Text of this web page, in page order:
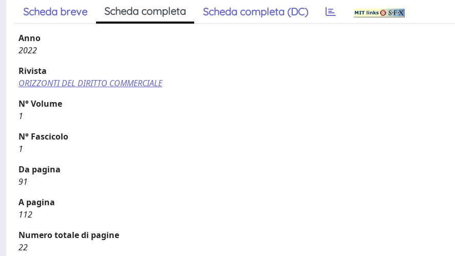
Scheda breve Scheda completa Scheda completa (DC)
Anno
2022
Rivista
ORIZZONTI DEL DIRITTO COMMERCIALE
N° Volume
1
N° Fascicolo
1
Da pagina
91
A pagina
112
Numero totale di pagine
22